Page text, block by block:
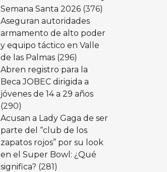
Semana Santa 2026 (376)
Aseguran autoridades
armamento de alto poder
y equipo táctico en Valle
de las Palmas (296)
Abren registro para la
Beca JOBEC dirigida a
jóvenes de 14 a 29 años
(290)
Acusan a Lady Gaga de ser
parte del “club de los
zapatos rojos” por su look
en el Super Bowl: ¿Qué
significa? (281)